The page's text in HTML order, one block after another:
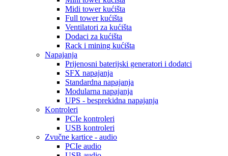
Midi tower kućišta
Full tower kućišta
Ventilatori za kućišta
Dodaci za kućišta
Rack i mining kućišta
Napajanja
Prijenosni baterijski generatori i dodatci
SFX napajanja
Standardna napajanja
Modularna napajanja
UPS - besprekidna napajanja
Kontroleri
PCIe kontroleri
USB kontroleri
Zvučne kartice - audio
PCIe audio